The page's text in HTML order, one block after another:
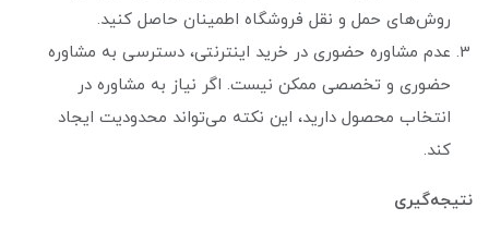
روش‌های حمل و نقل فروشگاه اطمینان حاصل کنید.
عدم مشاوره حضوری در خرید اینترنتی، دسترسی به مشاوره
حضوری و تخصصی ممکن نیست. اگر نیاز به مشاوره در
انتخاب محصول دارید، این نکته می‌تواند محدودیت ایجاد
کند.
نتیجه‌گیری